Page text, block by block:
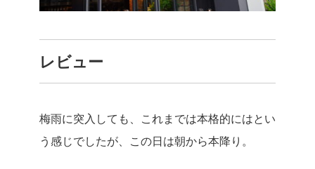
レビュー
梅雨に突入しても、これまでは本格的にはとい
う感じでしたが、この日は朝から本降り。